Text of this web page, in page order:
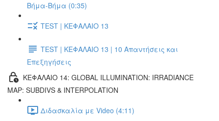
Βήμα-Βήμα (0:35)
TEST | ΚΕΦΑΛΑΙΟ 13
TEST | ΚΕΦΑΛΑΙΟ 13 | 10 Απαντήσεις και
Επεξηγήσεις
ΚΕΦΑΛΑΙΟ 14: GLOBAL ILLUMINATION: IRRADIANCE
MAP: SUBDIVS & INTERPOLATION
Διδασκαλία με Video (4:11)